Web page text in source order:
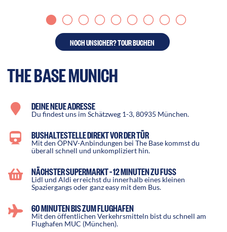
NOCH UNSICHER? TOUR BUCHEN
THE BASE MUNICH
DEINE NEUE ADRESSE
Du findest uns im Schätzweg 1-3, 80935 München.
BUSHALTESTELLE DIREKT VOR DER TÜR
Mit den ÖPNV-Anbindungen bei The Base kommst du
überall schnell und unkompliziert hin.
NÄCHSTER SUPERMARKT – 12 MINUTEN ZU FUSS
Lidl und Aldi erreichst du innerhalb eines kleinen
Spaziergangs oder ganz easy mit dem Bus.
60 MINUTEN BIS ZUM FLUGHAFEN
Mit den öffentlichen Verkehrsmitteln bist du schnell am
Flughafen MUC (München).